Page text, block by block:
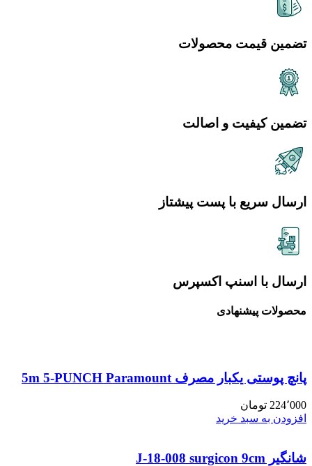
تضمین قیمت محصولات
تضمین کیفیت و اصالت
ارسال سریع با پست پیشتاز
ارسال با اسنپ اکسپرس
محصولات پیشنهادی
پانچ پوستی یکبار مصرف 5m 5-PUNCH Paramount
224٬000 تومان
افزودن به سبد خرید
شانگیر J-18-008 surgicon 9cm